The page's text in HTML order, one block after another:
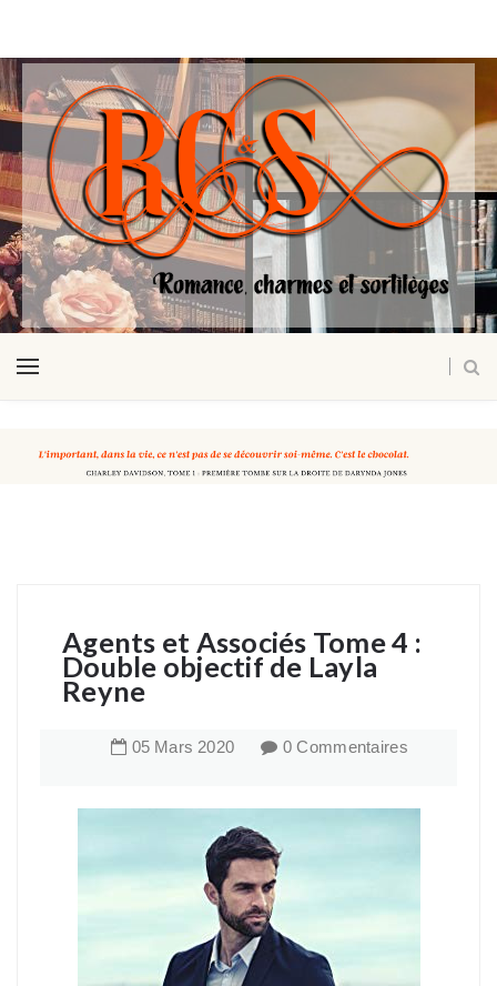
Agents et Associés Tome 4 :
Double objectif de Layla
Reyne
05 Mars 2020 0 Commentaires